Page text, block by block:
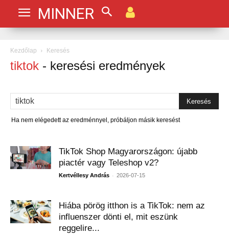
MINNER
Kezdőlap Keresés
tiktok - keresési eredmények
Ha nem elégedett az eredménnyel, próbáljon másik keresést
TikTok Shop Magyarországon: újabb
piactér vagy Teleshop v2?
Kertvéllesy András - 2026-07-15
Hiába pörög itthon is a TikTok: nem az
influenszer dönti el, mit eszünk
reggelire...